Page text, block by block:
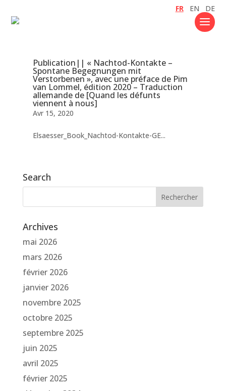
FR EN DE
Publication|| « Nachtod-Kontakte –
Spontane Begegnungen mit
Verstorbenen », avec une préface de Pim
van Lommel, édition 2020 – Traduction
allemande de [Quand les défunts
viennent à nous]
Avr 15, 2020
Elsaesser_Book_Nachtod-Kontakte-GE...
Search
Archives
mai 2026
mars 2026
février 2026
janvier 2026
novembre 2025
octobre 2025
septembre 2025
juin 2025
avril 2025
février 2025